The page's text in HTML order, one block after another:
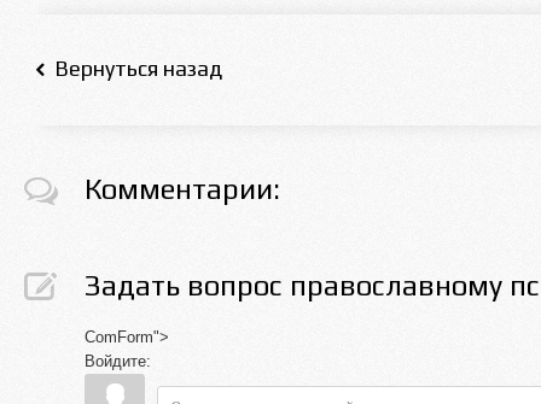
Вернуться назад
Комментарии:
Задать вопрос православному
ComForm">
Войдите: